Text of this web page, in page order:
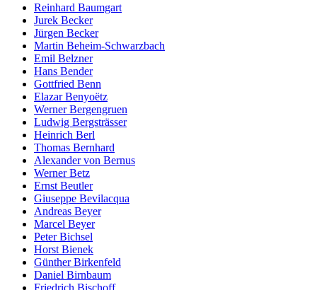
Reinhard Baumgart
Jurek Becker
Jürgen Becker
Martin Beheim-Schwarzbach
Emil Belzner
Hans Bender
Gottfried Benn
Elazar Benyoëtz
Werner Bergengruen
Ludwig Bergsträsser
Heinrich Berl
Thomas Bernhard
Alexander von Bernus
Werner Betz
Ernst Beutler
Giuseppe Bevilacqua
Andreas Beyer
Marcel Beyer
Peter Bichsel
Horst Bienek
Günther Birkenfeld
Daniel Birnbaum
Friedrich Bischoff